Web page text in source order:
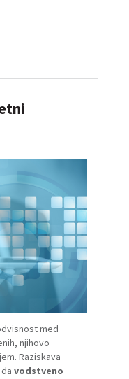
med
njihovo
Raziskava
vodstveno